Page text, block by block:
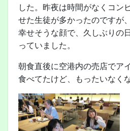
した。昨夜は時間がなくコン
せた生徒が多かったのですが
幸せそうな顔で、久しぶりの
っていました。
朝食直後に空港内の売店でア
食べてたけど、もったいなく